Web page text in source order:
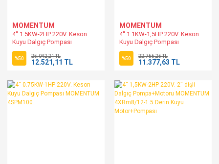
MOMENTUM
4'' 1.5KW-2HP 220V. Keson
Kuyu Dalgıç Pompası
MOMENTUM 4SPM200
%50 25.042,21 TL
12.521,11 TL
MOMENTUM
4'' 1.1KW-1,5HP 220V. Keson
Kuyu Dalgıç Pompası
MOMENTUM 4SPM150
%50 22.755,25 TL
11.377,63 TL